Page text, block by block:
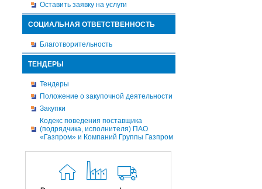
Оставить заявку на услуги
СОЦИАЛЬНАЯ ОТВЕТСТВЕННОСТЬ
Благотворительность
ТЕНДЕРЫ
Тендеры
Положение о закупочной деятельности
Закупки
Кодекс поведения поставщика
(подрядчика, исполнителя) ПАО
«Газпром» и Компаний Группы Газпром